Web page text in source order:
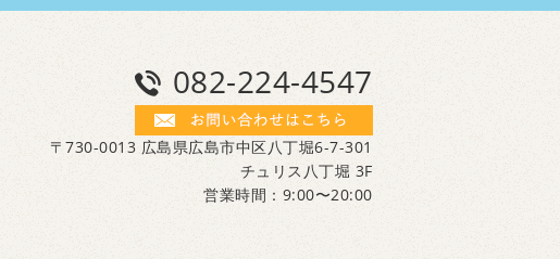
082-224-4547
〒730-0013 広島県広島市中区八丁堀6-7-301
チュリス八丁堀 3F
営業時間：9:00〜20:00